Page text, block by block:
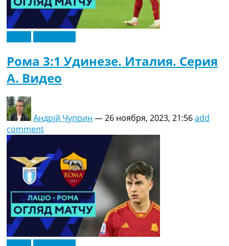
Рома 3:1 Удинезе. Италия. Серия
A. Видео
Андрій Чуприн —26 ноября, 2023, 21:56add
comment